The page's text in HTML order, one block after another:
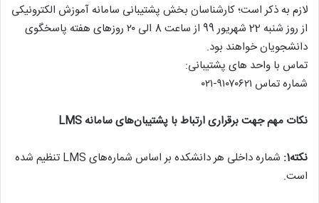
لازم به ذکر است؛ کارشناسان بخش پشتيبانی سامانه آموزش الکترونيکی
از روز شنبه 22 شهريور 99 از ساعت 8 الی ۲۰ روزهای هفته پاسخگوی
دانشجويان خواهند بود.
تماس با واحد های پشتيبانی:
شماره تماس ۹۱۰۷۰۶۲۱-۰۲۱
نکات مهم جهت برقراری ارتباط با پشتیبان‌های سامانه LMS
نکته1:
شماره داخلی‌ هر دانشکده بر اساس شماره‌های LMS تنظیم شده
است.